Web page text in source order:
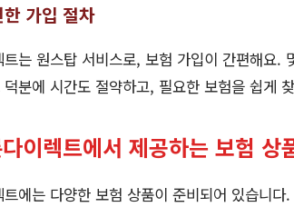
가입 절차
트는 원스탑 서비스로, 보험 가입이 간편해요.
분에 시간도 절약하고, 필요한 보험을 쉽게
이렉트에서 제공하는 보험 상
트에는 다양한 보험 상품이 준비되어 있습니